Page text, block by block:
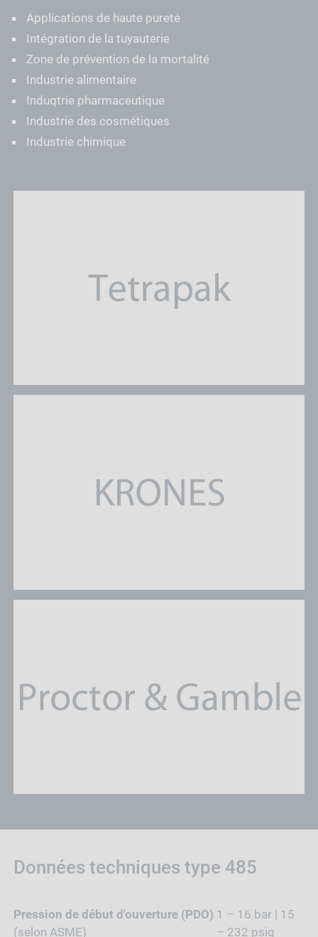
Applications de haute pureté
Intégration de la tuyauterie
Zone de prévention de la mortalité
Industrie alimentaire
Induqtrie pharmaceutique
Industrie des cosmétiques
Industrie chimique
Données techniques type 485
Pression de début d'ouverture (PDO)
(selon ASME)
1 – 16 bar | 15
– 232 psig